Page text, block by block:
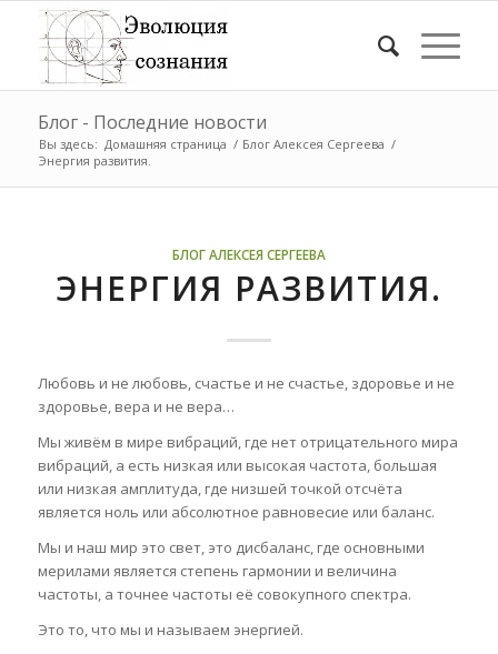
Блог - Последние новости
Вы здесь: Домашняя страница / Блог Алексея Сергеева /
Энергия развития.
БЛОГ АЛЕКСЕЯ СЕРГЕЕВА
ЭНЕРГИЯ РАЗВИТИЯ.
Любовь и не любовь, счастье и не счастье, здоровье и не
здоровье, вера и не вера…
Мы живём в мире вибраций, где нет отрицательного мира
вибраций, а есть низкая или высокая частота, большая
или низкая амплитуда, где низшей точкой отсчёта
является ноль или абсолютное равновесие или баланс.
Мы и наш мир это свет, это дисбаланс, где основными
мерилами является степень гармонии и величина
частоты, а точнее частоты её совокупного спектра.
Это то, что мы и называем энергией.